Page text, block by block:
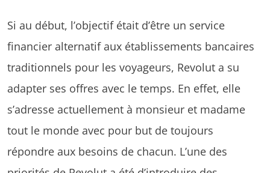
Si au début, l’objectif était d’être un service
financier alternatif aux établissements bancaires
traditionnels pour les voyageurs, Revolut a su
adapter ses offres avec le temps. En effet, elle
s’adresse actuellement à monsieur et madame
tout le monde avec pour but de toujours
répondre aux besoins de chacun. L’une des